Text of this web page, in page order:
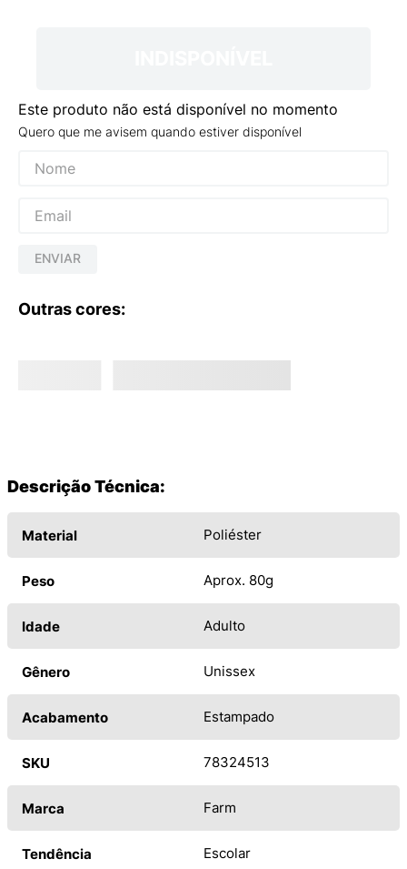
Este produto não está disponível no momento
Quero que me avisem quando estiver disponível
ENVIAR
Outras cores:
Descrição Técnica:
Material Poliéster
Peso Aprox. 80g
Idade Adulto
Gênero Unissex
Acabamento Estampado
SKU 78324513
Marca Farm
Tendência Escolar